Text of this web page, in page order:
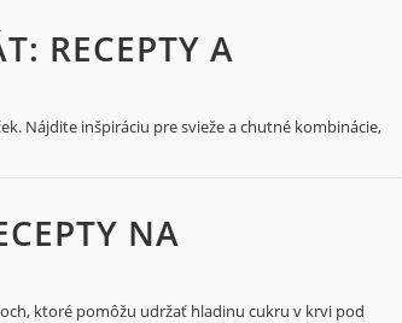
RECEPTY A
Nájdite inšpiráciu pre svieže a chutné kombinácie,
NA
ktoré pomôžu udržať hladinu cukru v krvi pod